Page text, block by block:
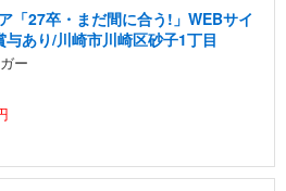
「27卒・まだ間に合う!」WEBサイ
与あり/川崎市川崎区砂子1丁目
ー